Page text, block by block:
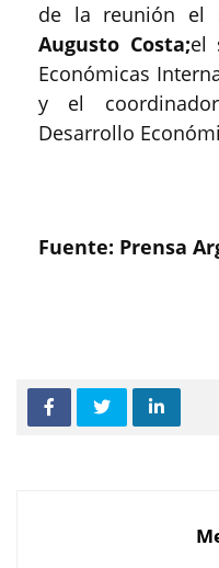
de la reunión el
Augusto Costa;el
Económicas
y el
Desarrollo
Fuente: Prensa